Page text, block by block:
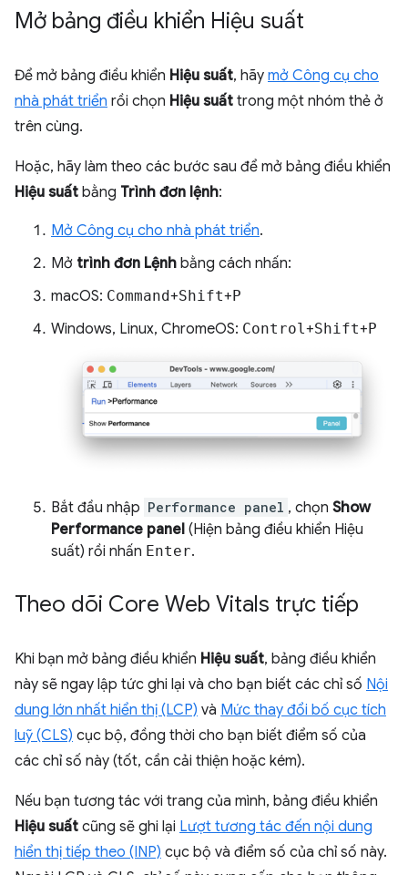
Mở bảng điều khiển Hiệu suất
Để mở bảng điều khiển Hiệu suất, hãy mở Công cụ cho
nhà phát triển rồi chọn Hiệu suất trong một nhóm thẻ ở
trên cùng.
Hoặc, hãy làm theo các bước sau để mở bảng điều khiển
Hiệu suất bằng Trình đơn lệnh:
Mở Công cụ cho nhà phát triển.
Mở trình đơn Lệnh bằng cách nhấn:
macOS: Command+Shift+P
Windows, Linux, ChromeOS: Control+Shift+P
Bắt đầu nhập Performance panel , chọn Show
Performance panel (Hiện bảng điều khiển Hiệu
suất) rồi nhấn Enter.
Theo dõi Core Web Vitals trực tiếp
Khi bạn mở bảng điều khiển Hiệu suất, bảng điều khiển
này sẽ ngay lập tức ghi lại và cho bạn biết các chỉ số Nội
dung lớn nhất hiển thị (LCP) và Mức thay đổi bố cục tích
luỹ (CLS) cục bộ, đồng thời cho bạn biết điểm số của
các chỉ số này (tốt, cần cải thiện hoặc kém).
Nếu bạn tương tác với trang của mình, bảng điều khiển
Hiệu suất cũng sẽ ghi lại Lượt tương tác đến nội dung
hiển thị tiếp theo (INP) cục bộ và điểm số của chỉ số này.